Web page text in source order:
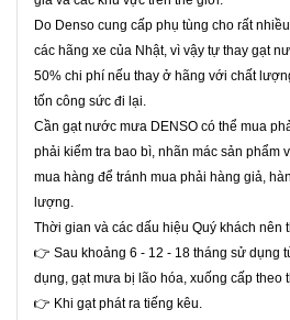
Do Denso cung cấp phụ tùng cho rất
các hãng xe của Nhật, vì vậy tự thay gạt
50% chi phí nếu thay ở hãng với chất
tốn công sức đi lại.
Cần gạt nước mưa DENSO có thể mua
phải kiểm tra bao bì, nhãn mác sản phẩm
mua hàng để tránh mua phải hàng giả,
lượng.
Thời gian và các dấu hiệu Quý khách nên
👉 Sau khoảng 6 - 12 - 18 tháng sử dụng
dụng, gạt mưa bị lão hóa, xuống cấp theo
👉 Khi gạt phát ra tiếng kêu.